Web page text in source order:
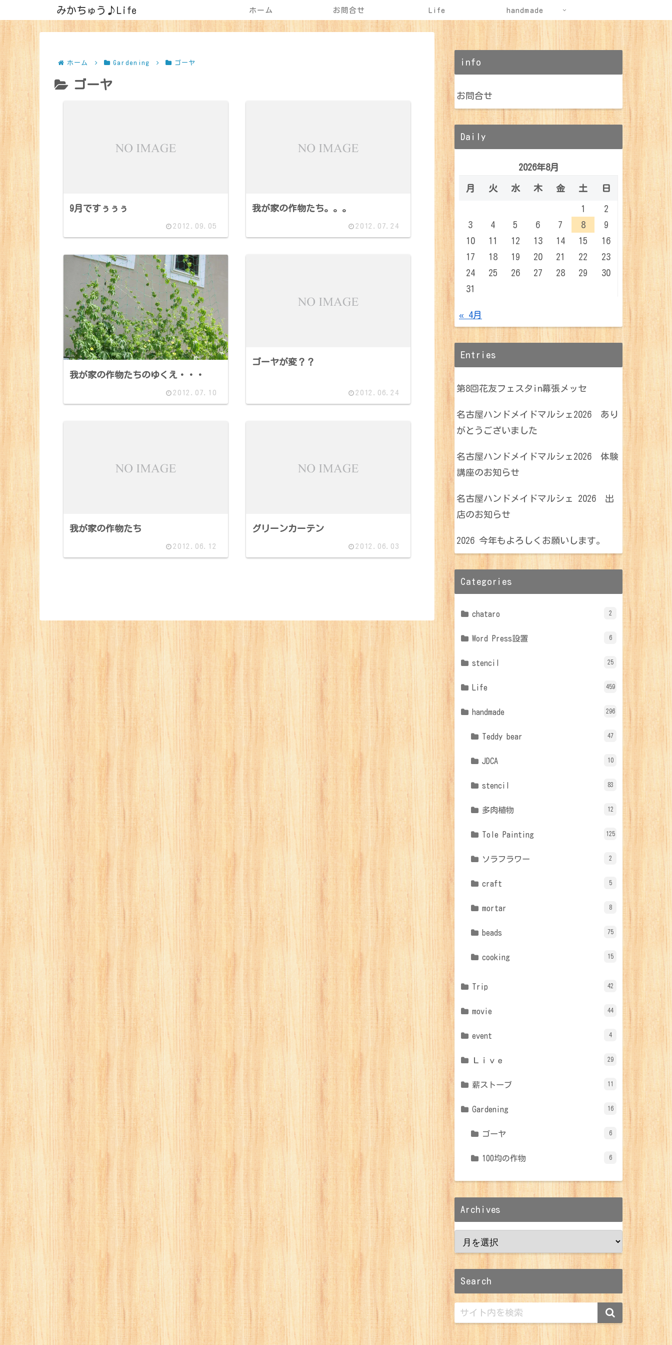
みかちゅう♪Life ホーム お問合せ Life handmade
ホーム Gardening ゴーヤ
ゴーヤ
9月ですぅぅぅ
2012.09.05
我が家の作物たち。。。
2012.07.24
我が家の作物たちのゆくえ・・・
2012.07.10
ゴーヤが変？？
2012.06.24
我が家の作物たち
2012.06.12
グリーンカーテン
2012.06.03
info
お問合せ
Daily
2026年8月
月 火 水 木 金 土 日
1
2
3
4 5 6 7 8
9
10
11 12 13 14 15
16
17
18 19 20 21 22
23
24
25 26 27 28 29
30
31
« 4月
Entries
第8回花友フェスタin幕張メッセ
名古屋ハンドメイドマルシェ2026 あり
がとうございました
名古屋ハンドメイドマルシェ2026 体験
講座のお知らせ
名古屋ハンドメイドマルシェ 2026 出
店のお知らせ
2026 今年もよろしくお願いします。
Categories
chataro 2
Word Press設置 6
stencil 25
Life 459
handmade 296
Teddy bear 47
JDCA 10
stencil 83
多肉植物 12
Tole Painting 125
ソラフラワー 2
craft 5
mortar 8
beads 75
cooking 15
Trip 42
movie 44
event 4
Ｌｉｖｅ 29
薪ストーブ 11
Gardening 16
ゴーヤ 6
100均の作物 6
Archives
Search